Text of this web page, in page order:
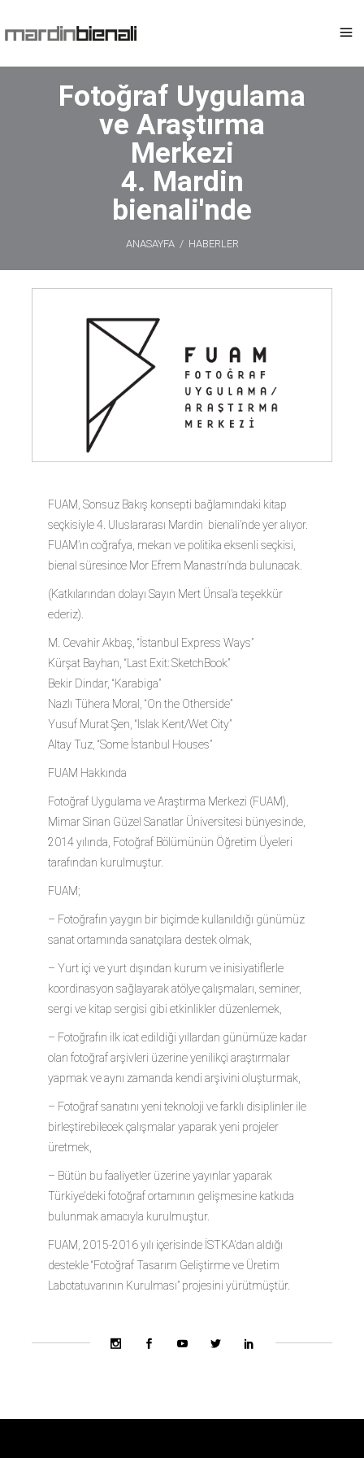
Fotoğraf Uygulama
ve Araştırma
Merkezi
4. Mardin
bienali'nde
ANASAYFA/ HABERLER
FUAM, Sonsuz Bakış konsepti bağlamındaki kitap
seçkisiyle 4. Uluslararası Mardin bienali’nde yer alıyor.
FUAM’ın coğrafya, mekan ve politika eksenli seçkisi,
bienal süresince Mor Efrem Manastrı’nda bulunacak.
(Katkılarından dolayı Sayın Mert Ünsal’a teşekkür
ederiz).
M. Cevahir Akbaş, “İstanbul Express Ways”
Kürşat Bayhan, “Last Exit: SketchBook”
Bekir Dindar, “Karabiga”
Nazlı Tühera Moral, “On the Otherside”
Yusuf Murat Şen, “Islak Kent/Wet City”
Altay Tuz, “Some İstanbul Houses”
FUAM Hakkında
Fotoğraf Uygulama ve Araştırma Merkezi (FUAM),
Mimar Sinan Güzel Sanatlar Üniversitesi bünyesinde,
2014 yılında, Fotoğraf Bölümünün Öğretim Üyeleri
tarafından kurulmuştur.
FUAM;
– Fotoğrafın yaygın bir biçimde kullanıldığı günümüz
sanat ortamında sanatçılara destek olmak,
– Yurt içi ve yurt dışından kurum ve inisiyatiflerle
koordinasyon sağlayarak atölye çalışmaları, seminer,
sergi ve kitap sergisi gibi etkinlikler düzenlemek,
– Fotoğrafın ilk icat edildiği yıllardan günümüze kadar
olan fotoğraf arşivleri üzerine yenilikçi araştırmalar
yapmak ve aynı zamanda kendi arşivini oluşturmak,
– Fotoğraf sanatını yeni teknoloji ve farklı disiplinler ile
birleştirebilecek çalışmalar yaparak yeni projeler
üretmek,
– Bütün bu faaliyetler üzerine yayınlar yaparak
Türkiye’deki fotoğraf ortamının gelişmesine katkıda
bulunmak amacıyla kurulmuştur.
FUAM, 2015-2016 yılı içerisinde İSTKA’dan aldığı
destekle “Fotoğraf Tasarım Geliştirme ve Üretim
Labotatuvarının Kurulması” projesini yürütmüştür.